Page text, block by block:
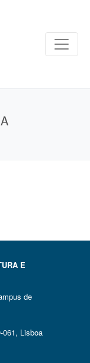
E
de
061, Lisboa